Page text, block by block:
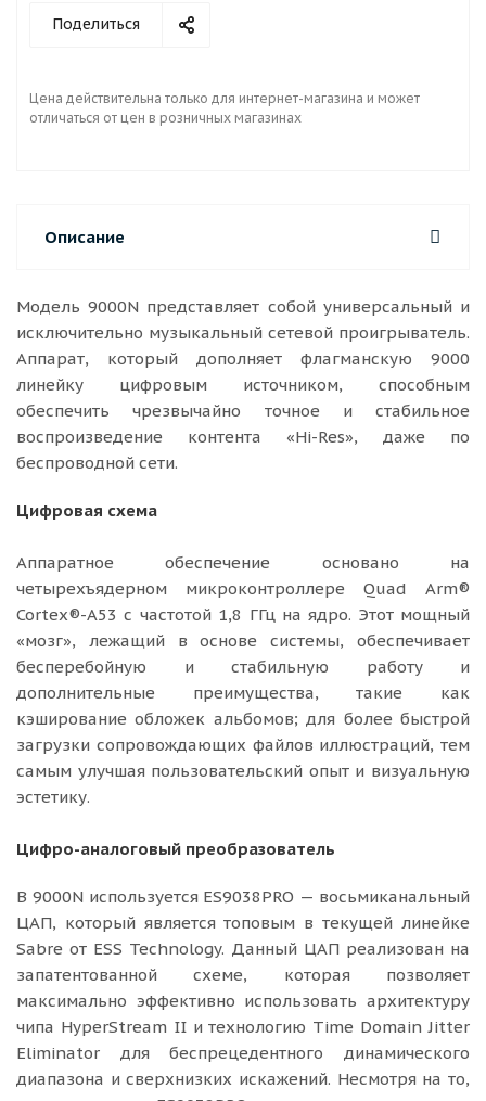
Поделиться
Цена действительна только для интернет-магазина и может
отличаться от цен в розничных магазинах
Описание
Модель 9000N представляет собой универсальный и
исключительно музыкальный сетевой проигрыватель.
Аппарат, который дополняет флагманскую 9000
линейку цифровым источником, способным
обеспечить чрезвычайно точное и стабильное
воспроизведение контента «Hi-Res», даже по
беспроводной сети.
Цифровая схема
Аппаратное обеспечение основано на
четырехъядерном микроконтроллере Quad Arm®
Cortex®-A53 с частотой 1,8 ГГц на ядро. Этот мощный
«мозг», лежащий в основе системы, обеспечивает
бесперебойную и стабильную работу и
дополнительные преимущества, такие как
кэширование обложек альбомов; для более быстрой
загрузки сопровождающих файлов иллюстраций, тем
самым улучшая пользовательский опыт и визуальную
эстетику.
Цифро-аналоговый преобразователь
В 9000N используется ES9038PRO — восьмиканальный
ЦАП, который является топовым в текущей линейке
Sabre от ESS Technology. Данный ЦАП реализован на
запатентованной схеме, которая позволяет
максимально эффективно использовать архитектуру
чипа HyperStream II и технологию Time Domain Jitter
Eliminator для беспрецедентного динамического
диапазона и сверхнизких искажений. Несмотря на то,